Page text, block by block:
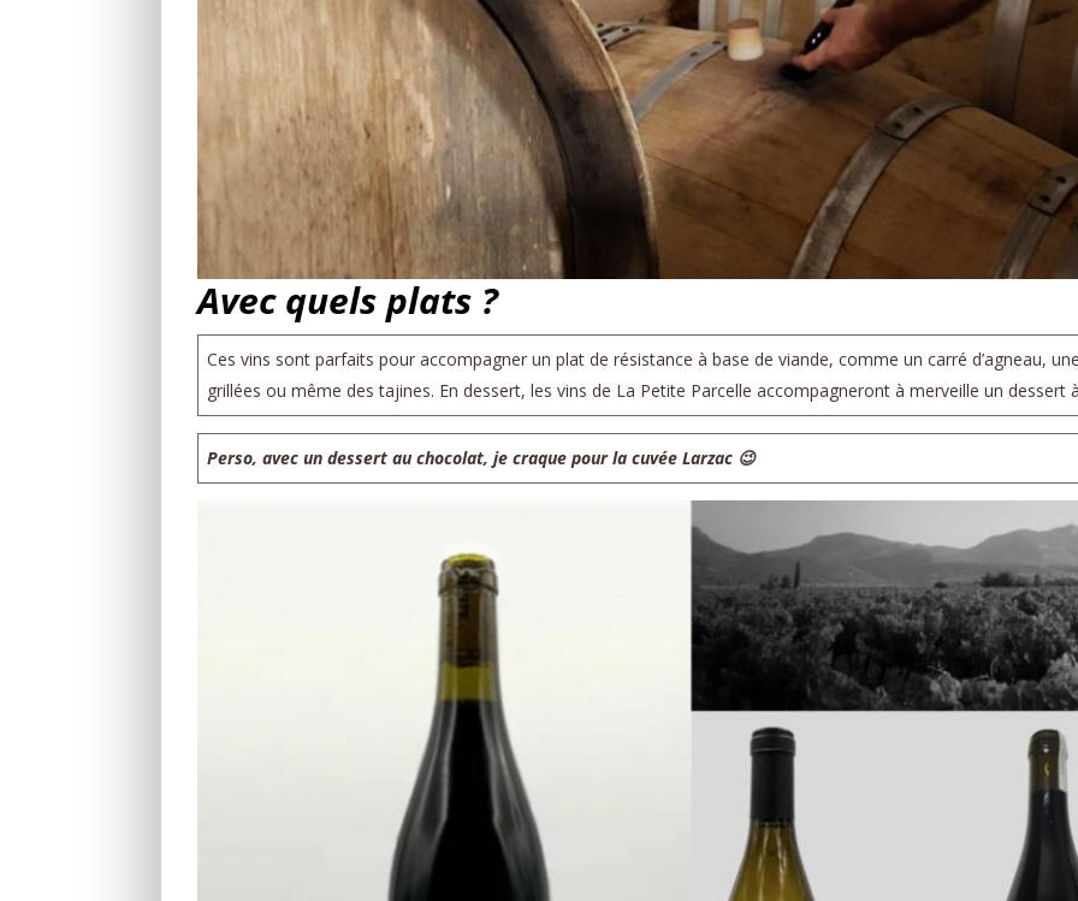
Avec quels plats ?
Ces vins sont parfaits pour accompagner un plat de résistance à base de viande, comme un carré d’agneau,
grillées ou même des tajines. En dessert, les vins de La Petite Parcelle accompagneront à merveille un dessert
Perso, avec un dessert au chocolat, je craque pour la cuvée Larzac 😉